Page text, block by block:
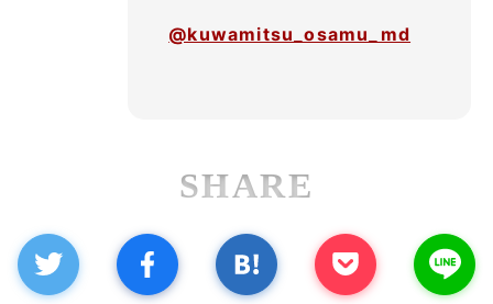
@kuwamitsu_osamu_md
SHARE